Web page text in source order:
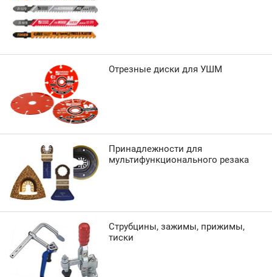
Отрезные диски для УШМ
Принадлежности для
мультифункционального резака
Струбцины, зажимы, прижимы,
тиски